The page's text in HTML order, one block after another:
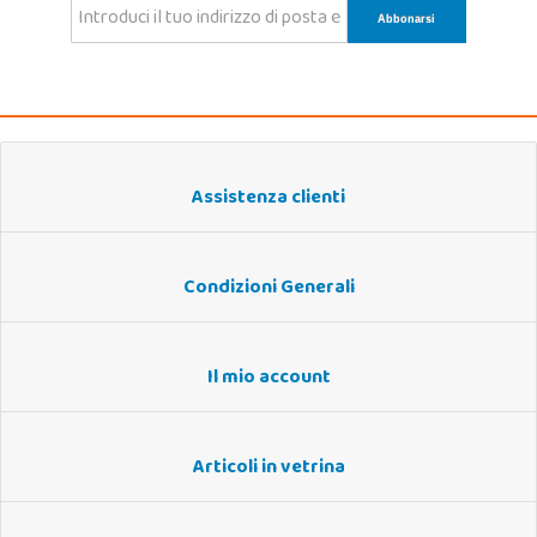
Assistenza clienti
Condizioni Generali
Il mio account
Articoli in vetrina